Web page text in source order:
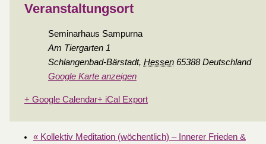
Veranstaltungsort
Seminarhaus Sampurna
Am Tiergarten 1
Schlangenbad-Bärstadt, Hessen 65388 Deutschland
Google Karte anzeigen
+ Google Calendar+ iCal Export
«Kollektiv Meditation (wöchentlich) – Innerer Frieden &